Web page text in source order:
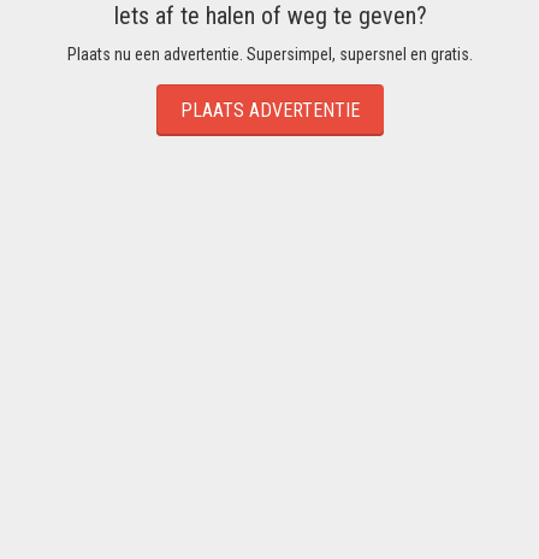
Iets af te halen of weg te geven?
Plaats nu een advertentie. Supersimpel, supersnel en gratis.
PLAATS ADVERTENTIE